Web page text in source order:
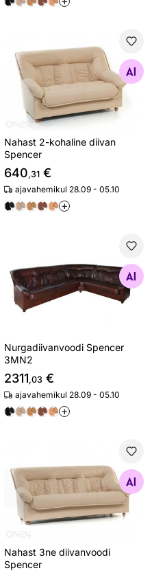
Nahast 2-kohaline diivan
Otsi sarnaseid
Nahast 2-kohaline diivan
Spencer
640,31 €
ajavahemikul 28.09 - 05.10
+
Nurgadiivanvoodi Spencer
Otsi sarnaseid
Nurgadiivanvoodi Spencer
3MN2
2311,03 €
ajavahemikul 28.09 - 05.10
+
Nahast 3ne diivanvoodi
Otsi sarnaseid
Nahast 3ne diivanvoodi
Spencer